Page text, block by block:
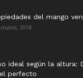
del mango
2018
ideal según la altura:
perfecto